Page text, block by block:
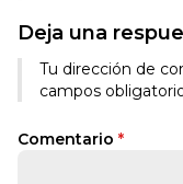
Deja una
Tu dirección de
campos
Comentario *